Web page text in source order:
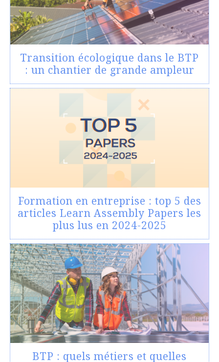
Transition écologique dans le BTP
: un chantier de grande ampleur
Formation en entreprise : top 5 des
articles Learn Assembly Papers les
plus lus en 2024-2025
BTP : quels métiers et quelles